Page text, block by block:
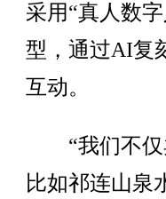
采用“真人数
型，通过AI复
互动。
“我们不仅
比如祁连山泉